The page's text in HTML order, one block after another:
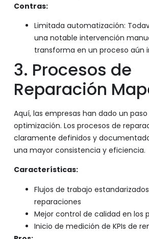
Contras:
Limitada automatización:
una notable intervención
transforma en un proceso aún
3. Procesos de
Reparación
Aquí, las empresas han dado un
optimización. Los procesos de
claramente definidos y
una mayor consistencia y eficiencia.
Características:
Flujos de trabajo
reparaciones
Mejor control de calidad en los
Inicio de medición de KPIs de